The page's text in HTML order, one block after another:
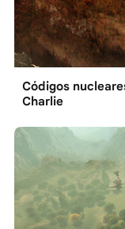
Códigos
Charlie